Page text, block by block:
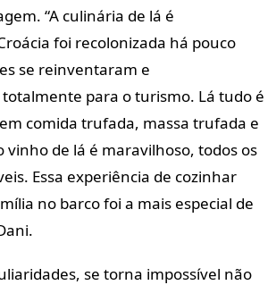
“A culinária de lá é
foi recolonizada há pouco
se reinventaram e
para o turismo. Lá tudo é
comida trufada, massa trufada e
vinho de lá é maravilhoso, todos os
Essa experiência de cozinhar
no barco foi a mais especial de
se torna impossível não